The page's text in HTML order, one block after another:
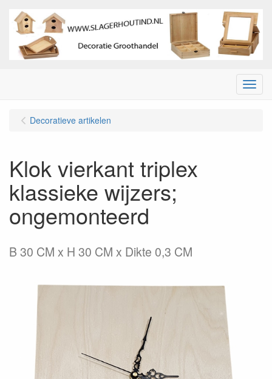
Menu
Decoratieve artikelen
Klok vierkant triplex
klassieke wijzers;
ongemonteerd
B 30 CM x H 30 CM x Dikte 0,3 CM